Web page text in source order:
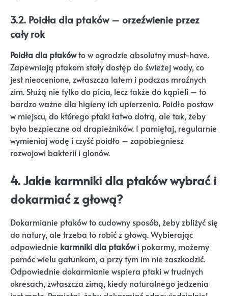
3.2. Poidła dla ptaków – orzeźwienie przez
cały rok
Poidła dla ptakówto w ogrodzie absolutny must-have.
Zapewniają ptakom stały dostęp do świeżej wody, co
jest nieocenione, zwłaszcza latem i podczas mroźnych
zim. Służą nie tylko do picia, lecz także do kąpieli – to
bardzo ważne dla higieny ich upierzenia. Poidło postaw
w miejscu, do którego ptaki łatwo dotrą, ale tak, żeby
było bezpieczne od drapieżników. I pamiętaj, regularnie
wymieniaj wodę i czyść poidło – zapobiegniesz
rozwojowi bakterii i glonów.
4. Jakie karmniki dla ptaków wybrać i
dokarmiać z głową?
Dokarmianie ptaków to cudowny sposób, żeby zbliżyć się
do natury, ale trzeba to robić z głową. Wybierając
odpowiednie karmniki dla ptakówi pokarmy, możemy
pomóc wielu gatunkom, a przy tym im nie zaszkodzić.
Odpowiednie dokarmianie wspiera ptaki w trudnych
okresach, zwłaszcza zimą, kiedy naturalnego jedzenia